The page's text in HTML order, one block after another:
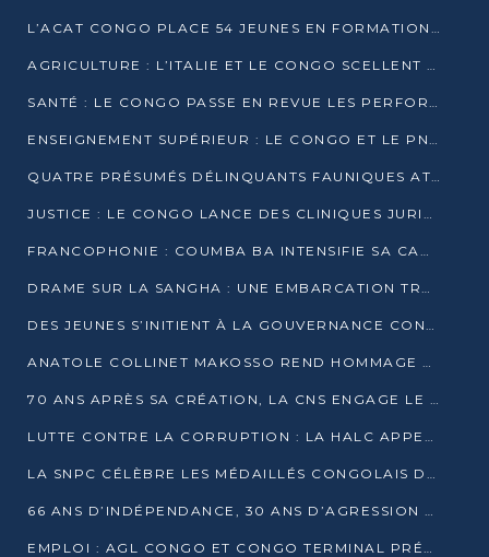
L’ACAT CONGO PLACE 54 JEUNES EN FORMATION PROFESSIONNELLE
AGRICULTURE : L’ITALIE ET LE CONGO SCELLENT UN PARTENARIAT POUR UNE PRODUCTION LOCALE DURABLE
SANTÉ : LE CONGO PASSE EN REVUE LES PERFORMANCES DE SES HÔPITAUX À MI-PARCOURS
ENSEIGNEMENT SUPÉRIEUR : LE CONGO ET LE PNUD VEULENT RAPPROCHER LA FORMATION UNIVERSITAIRE DES BESOINS DU MARCHÉ DE L’EMPLOI
QUATRE PRÉSUMÉS DÉLINQUANTS FAUNIQUES ATTENDUS DEVANT LA JUSTICE POUR TRAFIC D’IVOIRE
JUSTICE : LE CONGO LANCE DES CLINIQUES JURIDIQUES POUR RAPPROCHER LE DROIT DES CITOYENS
FRANCOPHONIE : COUMBA BA INTENSIFIE SA CAMPAGNE POUR LA SUCCESSION À LA TÊTE DE L’OIF
DRAME SUR LA SANGHA : UNE EMBARCATION TRANSPORTANT DES FIDÈLES DE « NZAMBÉ YA L’HUILE » FAIT NAUFRAGE À OUESSO
DES JEUNES S’INITIENT À LA GOUVERNANCE CONTINENTALE À BRAZZAVILLE
ANATOLE COLLINET MAKOSSO REND HOMMAGE À JEAN-PAUL PIGASSE
70 ANS APRÈS SA CRÉATION, LA CNS ENGAGE LE VIRAGE DE LA DIGITALISATION
LUTTE CONTRE LA CORRUPTION : LA HALC APPELLE À PASSER DES DISCOURS AUX ACTES
LA SNPC CÉLÈBRE LES MÉDAILLÉS CONGOLAIS DES OLYMPIADES PANAFRICAINES DE MATHÉMATIQUES 2026
66 ANS D’INDÉPENDANCE, 30 ANS D’AGRESSION RWANDAISE : 4 PRÉSIDENCES, UN ÉCHEC COLLECTIF
EMPLOI : AGL CONGO ET CONGO TERMINAL PRÉSÉLECTIONNENT PLUS DE 70 JEUNES À POINTE-NOIRE